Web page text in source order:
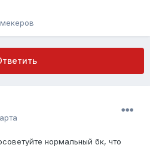
нормальный бк, что